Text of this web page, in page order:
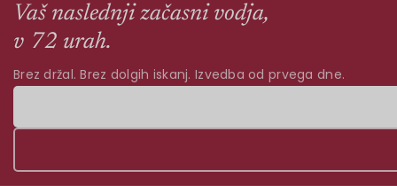
Vaš naslednji začasni vodja,
v 72 urah.
Brez držal. Brez dolgih iskanj. Izvedba od prvega dne.